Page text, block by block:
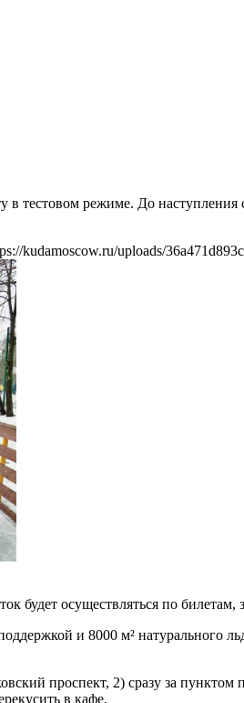
тестовом режиме. До наступления
kudamoscow.ru/uploads/
осуществляться по билетам,
и 8000 м² натурального
проспект, 2) сразу за
в кафе.